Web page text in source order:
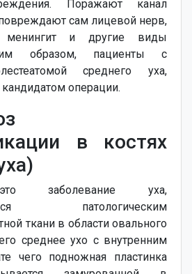
Поражают канал
сам лицевой нерв,
менингит и другие виды
образом, пациенты с
среднего уха,
операции.
в костях
заболевание уха,
патологическим
ткани в области овального
среднее ухо с внутренним
чего подножная пластинка